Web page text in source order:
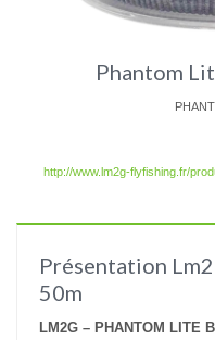
Phantom
http://www.lm2g-flyfishing.fr/
Présentation
50m
LM2G – PHANTOM LITE